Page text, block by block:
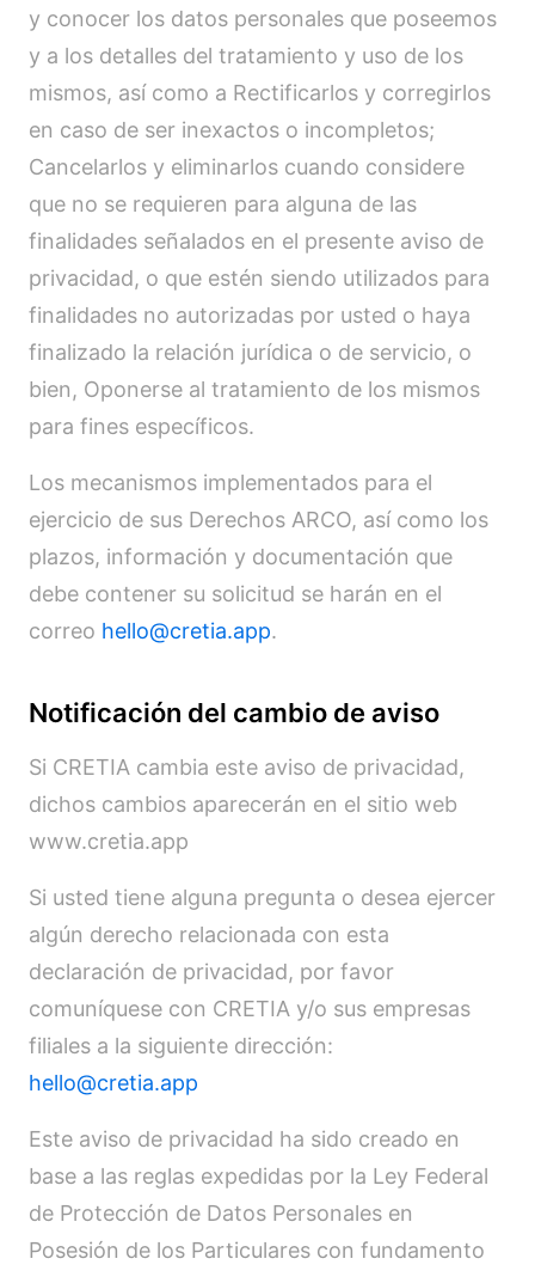
y conocer los datos personales que poseemos
y a los detalles del tratamiento y uso de los
mismos, así como a Rectificarlos y corregirlos
en caso de ser inexactos o incompletos;
Cancelarlos y eliminarlos cuando considere
que no se requieren para alguna de las
finalidades señalados en el presente aviso de
privacidad, o que estén siendo utilizados para
finalidades no autorizadas por usted o haya
finalizado la relación jurídica o de servicio, o
bien, Oponerse al tratamiento de los mismos
para fines específicos.
Los mecanismos implementados para el
ejercicio de sus Derechos ARCO, así como los
plazos, información y documentación que
debe contener su solicitud se harán en el
correo hello@cretia.app.
Notificación del cambio de aviso
Si CRETIA cambia este aviso de privacidad,
dichos cambios aparecerán en el sitio web
www.cretia.app
Si usted tiene alguna pregunta o desea ejercer
algún derecho relacionada con esta
declaración de privacidad, por favor
comuníquese con CRETIA y/o sus empresas
filiales a la siguiente dirección:
hello@cretia.app
Este aviso de privacidad ha sido creado en
base a las reglas expedidas por la Ley Federal
de Protección de Datos Personales en
Posesión de los Particulares con fundamento